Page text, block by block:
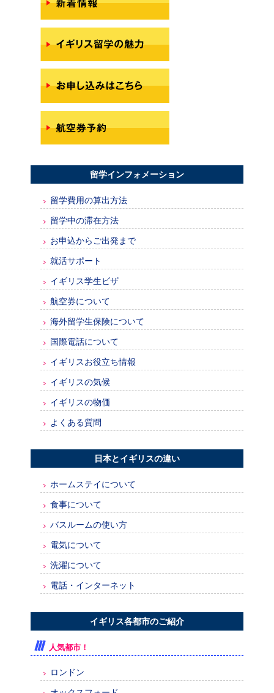
留学インフォメーション
留学費用の算出方法
留学中の滞在方法
お申込からご出発まで
就活サポート
イギリス学生ビザ
航空券について
海外留学生保険について
国際電話について
イギリスお役立ち情報
イギリスの気候
イギリスの物価
よくある質問
日本とイギリスの違い
ホームステイについて
食事について
バスルームの使い方
電気について
洗濯について
電話・インターネット
イギリス各都市のご紹介
人気都市！
ロンドン